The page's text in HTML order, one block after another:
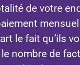
de votre
le fait qu’ils
nombre de